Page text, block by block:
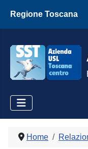
Regione Toscana
Home